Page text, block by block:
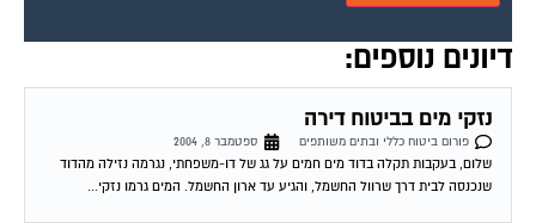
דיונים נוספים:
נזקי מים בביטוח דירה
פורום ביטוח כללי ובתים משותפים
שלום, בעקבות תקלה בדוד מים חמים על גג של דו-משפחתי, נגרמה נזילה מהדוד
שנכנסה לבית דרך שרוול החשמל, והגיע עד ארון החשמל. המים גרמו נזקי...